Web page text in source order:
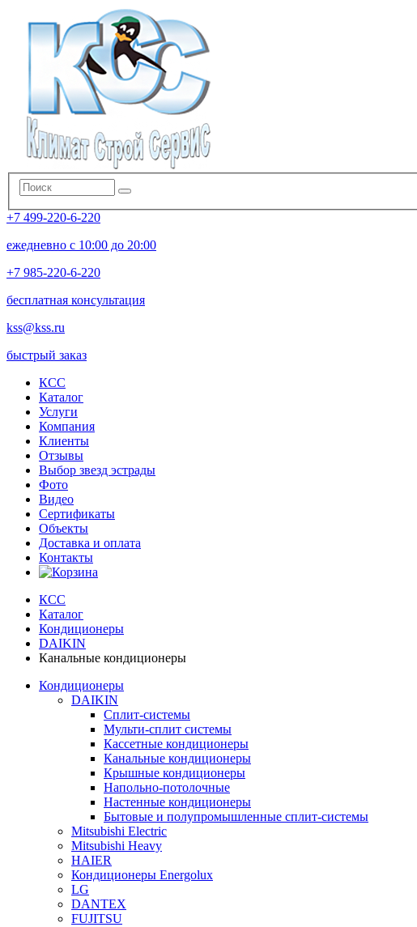
+7 499-220-6-220
ежедневно с 10:00 до 20:00
+7 985-220-6-220
бесплатная консультация
kss@kss.ru
быстрый заказ
КСС
Каталог
Услуги
Компания
Клиенты
Oтзывы
Выбор звезд эстрады
Фото
Видео
Сертификаты
Объекты
Доставка и оплата
Контакты
КСС
Каталог
Кондиционеры
DAIKIN
Канальные кондиционеры
Кондиционеры
DAIKIN
Сплит-системы
Мульти-сплит системы
Кассетные кондиционеры
Канальные кондиционеры
Крышные кондиционеры
Напольно-потолочные
Настенные кондиционеры
Бытовые и полупромышленные сплит-системы
Mitsubishi Electric
Mitsubishi Heavy
HAIER
Кондиционеры Energolux
LG
DANTEX
FUJITSU